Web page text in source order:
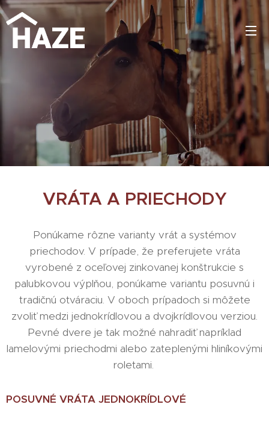
VRÁTA A PRIECHODY
Ponúkame rôzne varianty vrát a systémov
priechodov. V prípade, že preferujete vráta
vyrobené z oceľovej zinkovanej konštrukcie s
palubkovou výplňou, ponúkame variantu posuvnú i
tradičnú otváraciu. V oboch prípadoch si môžete
zvoliť medzi jednokrídlovou a dvojkrídlovou verziou.
Pevné dvere je tak možné nahradiť napríklad
lamelovými priechodmi alebo zateplenými hliníkovými
roletami.
POSUVNÉ VRÁTA JEDNOKRÍDLOVÉ